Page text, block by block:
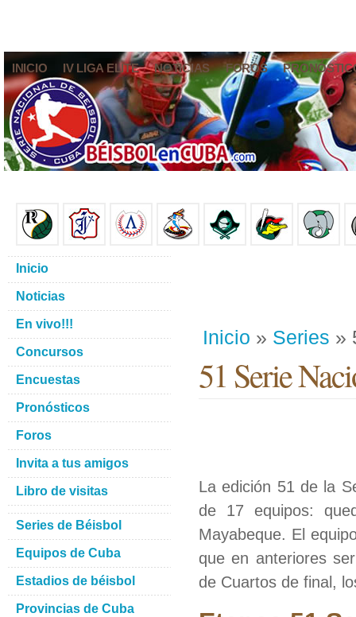
INICIO IV LIGA ELITE NOTICIAS FOROS
Inicio » Series »
51 Serie
La edición 51 de la
de 17 equipos:
Mayabeque. El
que en anteriores
de Cuartos de final,
Inicio
Noticias
En vivo!!!
Concursos
Encuestas
Pronósticos
Foros
Invita a tus amigos
Libro de visitas
Series de Béisbol
Equipos de Cuba
Estadios de béisbol
Provincias de Cuba